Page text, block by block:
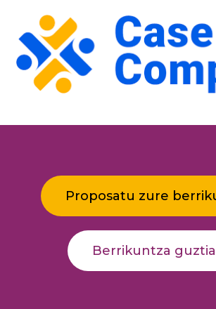
Proposatu zure
Berrikuntza